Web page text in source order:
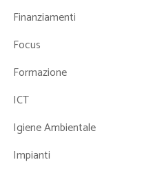
Finanziamenti
Focus
Formazione
ICT
Igiene Ambientale
Impianti